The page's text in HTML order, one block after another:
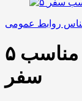
روابط عمومی
۵ ویژگی لپ تاپ های مناسب
سفر